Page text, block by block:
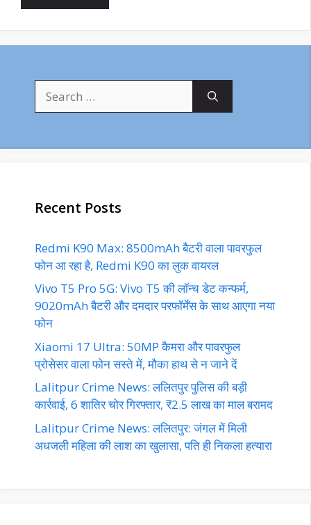
for:
Recent Posts
Redmi K90 Max: 8500mAh बैटरी वाला पावरफुल
फोन आ रहा है, Redmi K90 का लुक वायरल
Vivo T5 Pro 5G: Vivo T5 की लॉन्च डेट कन्फर्म,
9020mAh बैटरी और दमदार परफॉर्मेंस के साथ आएगा नया
फोन
Xiaomi 17 Ultra: 50MP कैमरा और पावरफुल
प्रोसेसर वाला फोन सस्ते में, मौका हाथ से न जाने दें
Lalitpur Crime News: ललितपुर पुलिस की बड़ी
कार्रवाई, 6 शातिर चोर गिरफ्तार, ₹2.5 लाख का माल बरामद
Lalitpur Crime News: ललितपुर: जंगल में मिली
अधजली महिला की लाश का खुलासा, पति ही निकला हत्यारा